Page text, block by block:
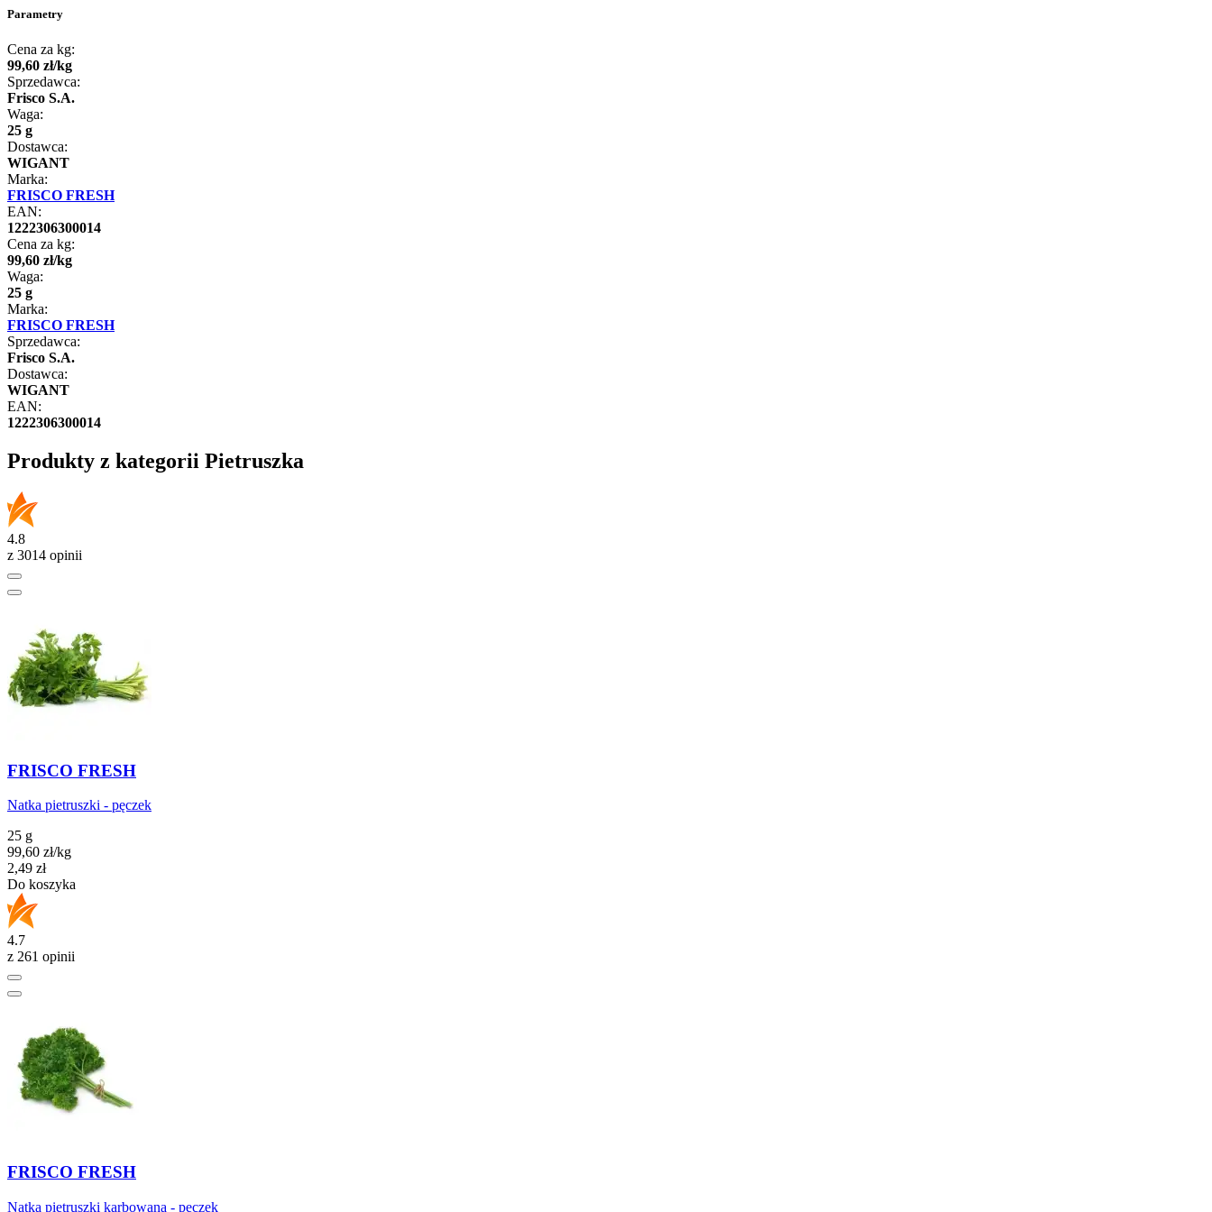
Parametry
Cena za kg:
99,60 zł/kg
Sprzedawca:
Frisco S.A.
Waga:
25 g
Dostawca:
WIGANT
Marka:
FRISCO FRESH
EAN:
1222306300014
Cena za kg:
99,60 zł/kg
Waga:
25 g
Marka:
FRISCO FRESH
Sprzedawca:
Frisco S.A.
Dostawca:
WIGANT
EAN:
1222306300014
Produkty z kategorii Pietruszka
4.8
z 3014 opinii
FRISCO FRESH
Natka pietruszki - pęczek
25 g
99,60 zł/kg
Cena
2,49 zł
Do koszyka
4.7
z 261 opinii
FRISCO FRESH
Natka pietruszki karbowana - pęczek